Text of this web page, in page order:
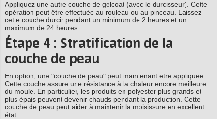
Appliquez une autre couche de gelcoat (avec le durcisseur). Cette
opération peut être effectuée au rouleau ou au pinceau. Laissez
cette couche durcir pendant un minimum de 2 heures et un
maximum de 24 heures.
Étape 4 : Stratification de la
couche de peau
En option, une "couche de peau" peut maintenant être appliquée.
Cette couche assure une résistance à la chaleur encore meilleure
du moule. En particulier, les produits en polyester plus grands et
plus épais peuvent devenir chauds pendant la production. Cette
couche de peau peut aider à maintenir la moisissure en excellent
état.